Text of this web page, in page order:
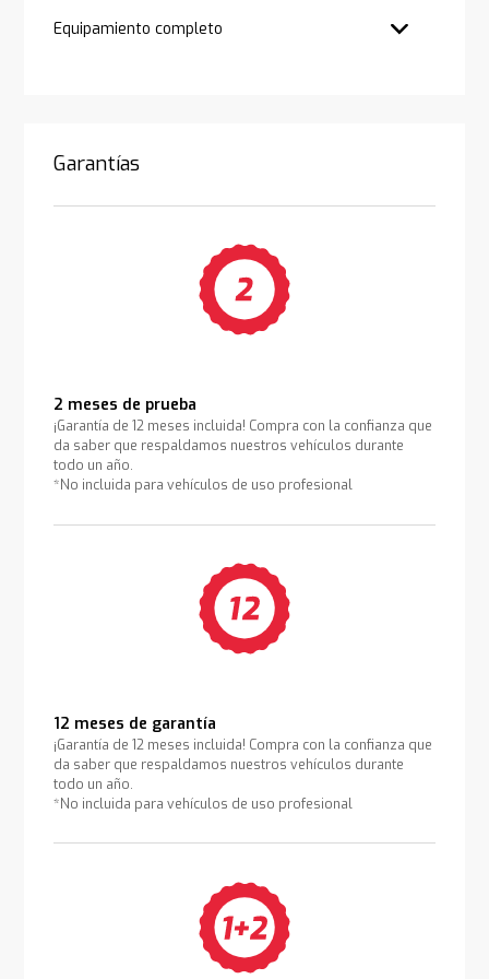
Equipamiento completo
Garantías
2 meses de prueba
¡Garantía de 12 meses incluida! Compra con la confianza que
da saber que respaldamos nuestros vehículos durante
todo un año.
*No incluida para vehículos de uso profesional
12 meses de garantía
¡Garantía de 12 meses incluida! Compra con la confianza que
da saber que respaldamos nuestros vehículos durante
todo un año.
*No incluida para vehículos de uso profesional